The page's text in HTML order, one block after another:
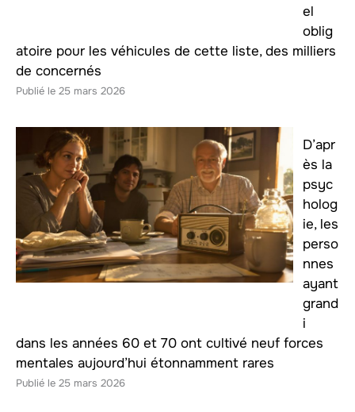
el
oblig
atoire pour les véhicules de cette liste, des milliers
de concernés
25 mars 2026
D’apr
ès la
psyc
holog
ie, les
perso
nnes
ayant
grand
i
dans les années 60 et 70 ont cultivé neuf forces
mentales aujourd’hui étonnamment rares
25 mars 2026